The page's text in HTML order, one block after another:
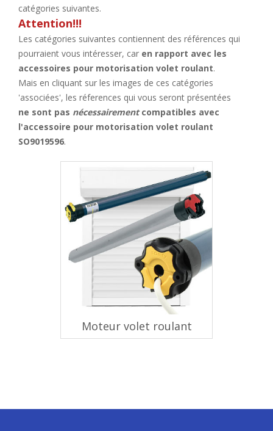
catégories suivantes.
Attention!!!
Les catégories suivantes contiennent des références qui
pourraient vous intéresser, car en rapport avec les
accessoires pour motorisation volet roulant.
Mais en cliquant sur les images de ces catégories
'associées', les réferences qui vous seront présentées
ne sont pas nécessairementcompatibles avec
l'accessoire pour motorisation volet roulant
SO9019596.
Moteur volet roulant